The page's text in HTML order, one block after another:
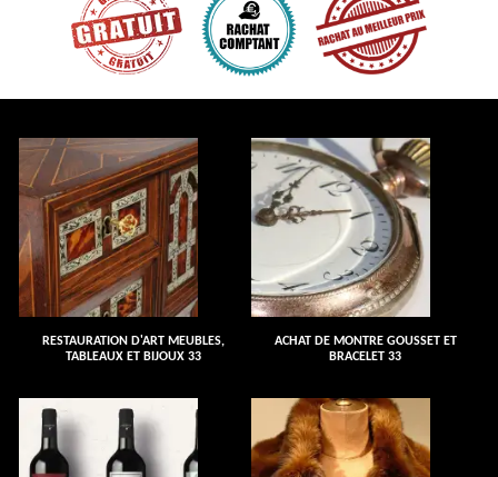
RESTAURATION D'ART MEUBLES,
TABLEAUX ET BIJOUX 33
ACHAT DE MONTRE GOUSSET ET
BRACELET 33